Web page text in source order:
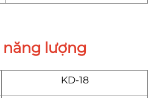
lượng
KD-18